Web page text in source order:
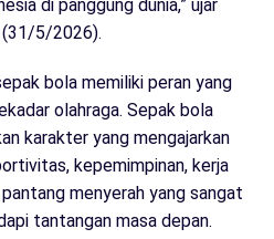
di panggung dunia,” ujar
(31/5/2026).
bola memiliki peran yang
olahraga. Sepak bola
karakter yang mengajarkan
kepemimpinan, kerja
menyerah yang sangat
tantangan masa depan.